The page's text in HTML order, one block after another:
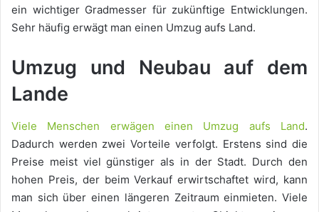
ein wichtiger Gradmesser für zukünftige Entwicklungen.
Sehr häufig erwägt man einen Umzug aufs Land.
Umzug und Neubau auf dem
Lande
Viele Menschen erwägen einen Umzug aufs Land.
Dadurch werden zwei Vorteile verfolgt. Erstens sind die
Preise meist viel günstiger als in der Stadt. Durch den
hohen Preis, der beim Verkauf erwirtschaftet wird, kann
man sich über einen längeren Zeitraum einmieten. Viele